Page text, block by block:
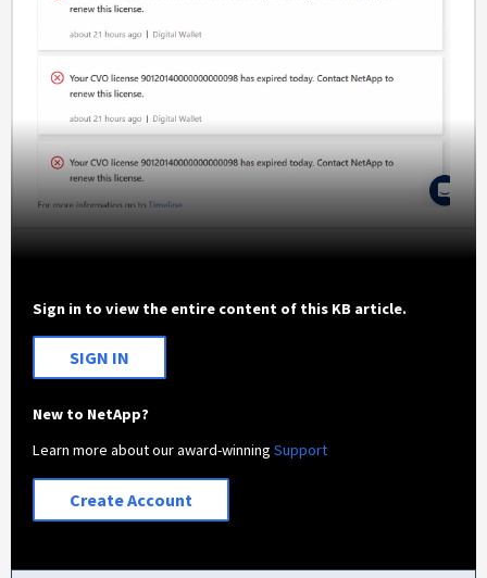
Sign in to view the entire content of this KB article.
SIGN IN
New to NetApp?
Learn more about our award-winningSupport
Create Account